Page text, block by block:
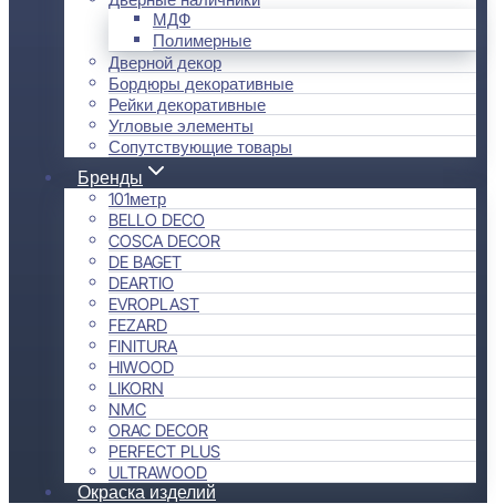
МДФ
Полимерные
Дверной декор
Бордюры декоративные
Рейки декоративные
Угловые элементы
Сопутствующие товары
Бренды
101метр
BELLO DECO
COSCA DECOR
DE BAGET
DEARTIO
EVROPLAST
FEZARD
FINITURA
HIWOOD
LIKORN
NMC
ORAC DECOR
PERFECT PLUS
ULTRAWOOD
Окраска изделий